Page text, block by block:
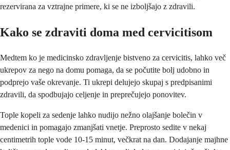
rezervirana za vztrajne primere, ki se ne izboljšajo z zdravili.
Kako se zdraviti doma med cervicitisom
Medtem ko je medicinsko zdravljenje bistveno za cervicitis, lahko več
ukrepov za nego na domu pomaga, da se počutite bolj udobno in
podprejo vaše okrevanje. Ti ukrepi delujejo skupaj s predpisanimi
zdravili, da spodbujajo celjenje in preprečujejo ponovitev.
Tople kopeli za sedenje lahko nudijo nežno olajšanje bolečin v
medenici in pomagajo zmanjšati vnetje. Preprosto sedite v nekaj
centimetrih tople vode 10-15 minut, večkrat na dan. Dodajanje majhne